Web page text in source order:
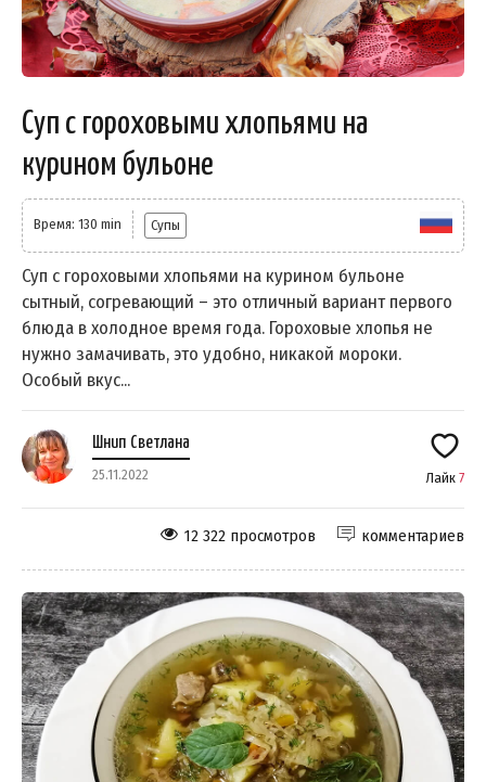
Суп с гороховыми хлопьями на
курином бульоне
Время: 130 min Супы
Суп с гороховыми хлопьями на курином бульоне
сытный, согревающий – это отличный вариант первого
блюда в холодное время года. Гороховые хлопья не
нужно замачивать, это удобно, никакой мороки.
Особый вкус...
Шнип Светлана
25.11.2022 Лайк 7
комментариев
12 322 просмотров